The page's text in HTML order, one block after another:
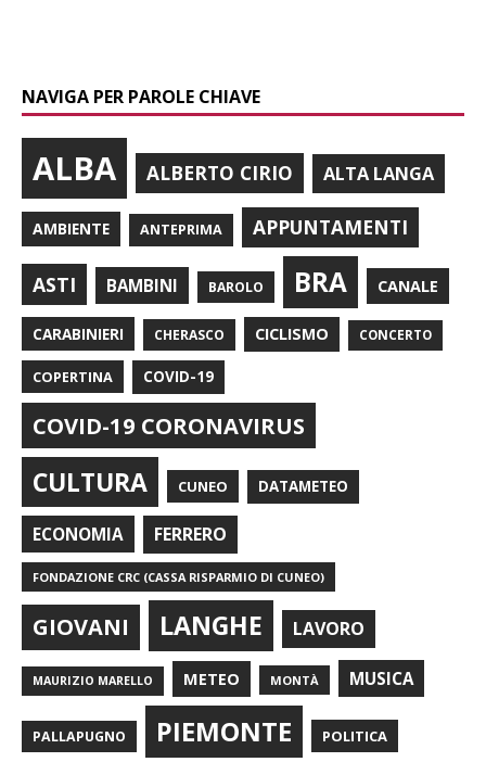
NAVIGA PER PAROLE CHIAVE
ALBA ALBERTO CIRIO ALTA LANGA
AMBIENTE ANTEPRIMA APPUNTAMENTI
ASTI BAMBINI BAROLO BRA CANALE
CARABINIERI CHERASCO CICLISMO CONCERTO
COPERTINA COVID-19
COVID-19 CORONAVIRUS
CULTURA CUNEO DATAMETEO
ECONOMIA FERRERO
FONDAZIONE CRC (CASSA RISPARMIO DI CUNEO)
GIOVANI LANGHE LAVORO
MAURIZIO MARELLO METEO MONTÀ MUSICA
PALLAPUGNO PIEMONTE POLITICA